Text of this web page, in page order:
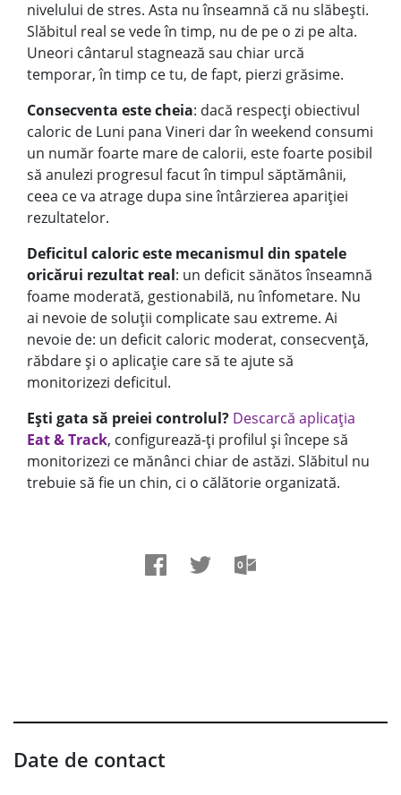
nivelului de stres. Asta nu înseamnă că nu slăbești.
Slăbitul real se vede în timp, nu de pe o zi pe alta.
Uneori cântarul stagnează sau chiar urcă
temporar, în timp ce tu, de fapt, pierzi grăsime.
Consecventa este cheia: dacă respecți obiectivul
caloric de Luni pana Vineri dar în weekend consumi
un număr foarte mare de calorii, este foarte posibil
să anulezi progresul facut în timpul săptămânii,
ceea ce va atrage dupa sine întârzierea apariției
rezultatelor.
Deficitul caloric este mecanismul din spatele
oricărui rezultat real: un deficit sănătos înseamnă
foame moderată, gestionabilă, nu înfometare. Nu
ai nevoie de soluții complicate sau extreme. Ai
nevoie de: un deficit caloric moderat, consecvență,
răbdare și o aplicație care să te ajute să
monitorizezi deficitul.
Ești gata să preiei controlul? Descarcă aplicația
Eat & Track, configurează-ți profilul și începe să
monitorizezi ce mănânci chiar de astăzi. Slăbitul nu
trebuie să fie un chin, ci o călătorie organizată.
Date de contact